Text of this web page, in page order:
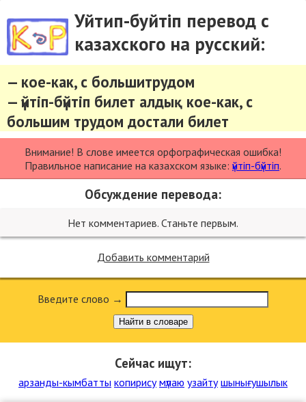
Уйтип-буйтіп перевод с
казахского на русский:
— кое-как, с большитрудом
— үйтіп-бүйтіп билет алдық кое-как, с
большим трудом достали билет
Внимание! В слове имеется орфографическая ошибка!
Правильное написание на казахском языке: үйтіп-бүйтіп.
Обсуждение перевода:
Нет комментариев. Станьте первым.
Добавить комментарий
Введите слово →
Найти в словаре
Сейчас ищут:
арзанды-кымбатты копирису мүлаю узайту шынығушылык